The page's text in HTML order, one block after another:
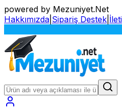
powered by Mezuniyet.Net
Hakkımızda Sipariş Destek